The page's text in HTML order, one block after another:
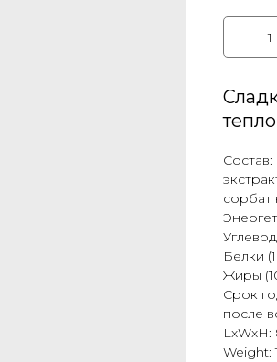
сорбат
Белки
Жиры
Срок
после
Weight: